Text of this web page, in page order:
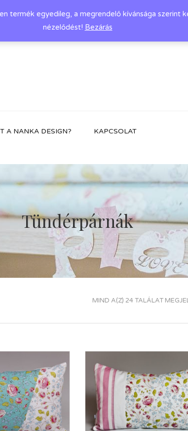
termék egyedileg, a megrendelő kívánsága szerint
nézelődést! Bezárás
A NANKA DESIGN? KAPCSOLAT
Tündérpárnák
MIND A(Z) 24 TALÁLAT